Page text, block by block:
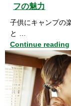
フの魅力
子供にキャンプの
と …
Continue reading